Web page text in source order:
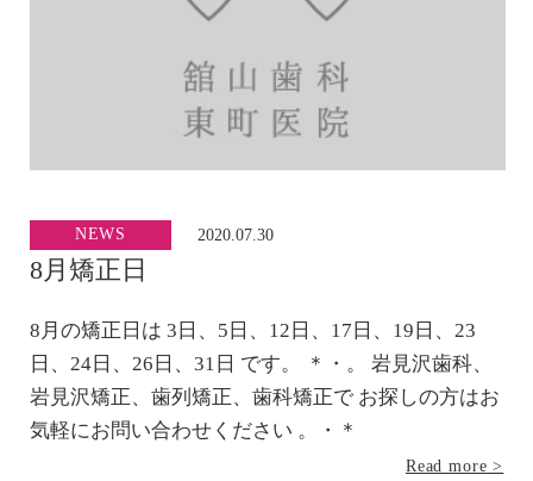
NEWS 2020.07.30
8月矯正日
8月の矯正日は 3日、5日、12日、17日、19日、23
日、24日、26日、31日 です。 ＊・。 岩見沢歯科、
岩見沢矯正、歯列矯正、歯科矯正で お探しの方はお
気軽にお問い合わせください 。・＊
Read more >